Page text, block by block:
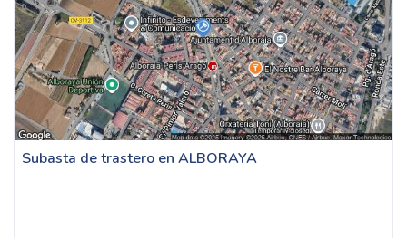
Subasta de trastero en ALBORAYA